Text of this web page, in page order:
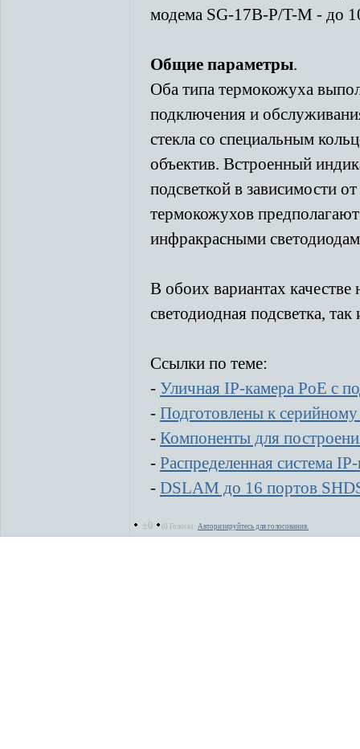
модема SG-17B-P/T-M - до
Общие параметры.
Оба типа термокожуха
подключения и
стекла со специальным
объектив. Встроенный
подсветкой в зависимости
термокожухов
инфракрасными
В обоих вариантах качестве
светодиодная подсветка,
Ссылки по теме:
- Уличная IP-камера PoE с
- Подготовлены к серийному
- Компоненты для
- Распределенная система
- DSLAM до 16 портов
±0 (0 Голоса) Авторизируйтесь для голосования.